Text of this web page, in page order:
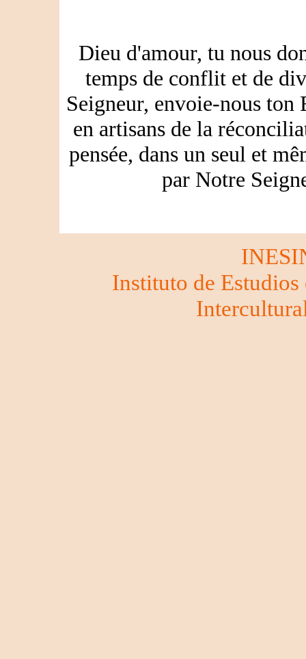
Dieu d'amour, tu nous
temps de conflit et de
Seigneur, envoie-nous
en artisans de la
pensée, dans un seul et
par Notre
Instituto de